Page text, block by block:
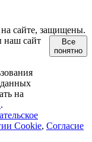
сайте, защищены.
наш сайт
на
.
Все
понятно
Cookie, Согласие